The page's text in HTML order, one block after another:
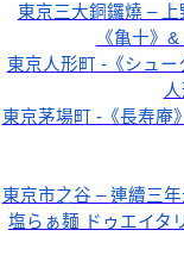
東京三大銅鑼燒 –
《亀十》
東京人形町 -《シュ
東京茅場町 -《長寿庵
東京市之谷 – 連續三
塩らぁ麺 ドゥエイタ